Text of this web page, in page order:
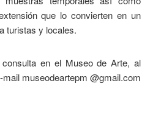
que lo convierten en un
turistas y locales.
en el Museo de Arte, al
museodeartepm @gmail.com